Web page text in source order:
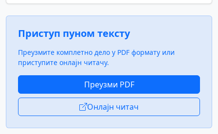
Приступ пуном тексту
Преузмите комплетно дело у PDF формату или
приступите онлајн читачу.
Преузми PDF
Онлајн читач